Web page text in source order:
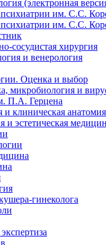
(электронная
им. С.С.
им. С.С.
сосудистая хирургия
и венерология
Оценка и выбор
микробиология и
П.А. Герцена
и клиническая
и эстетическая
гинеколога